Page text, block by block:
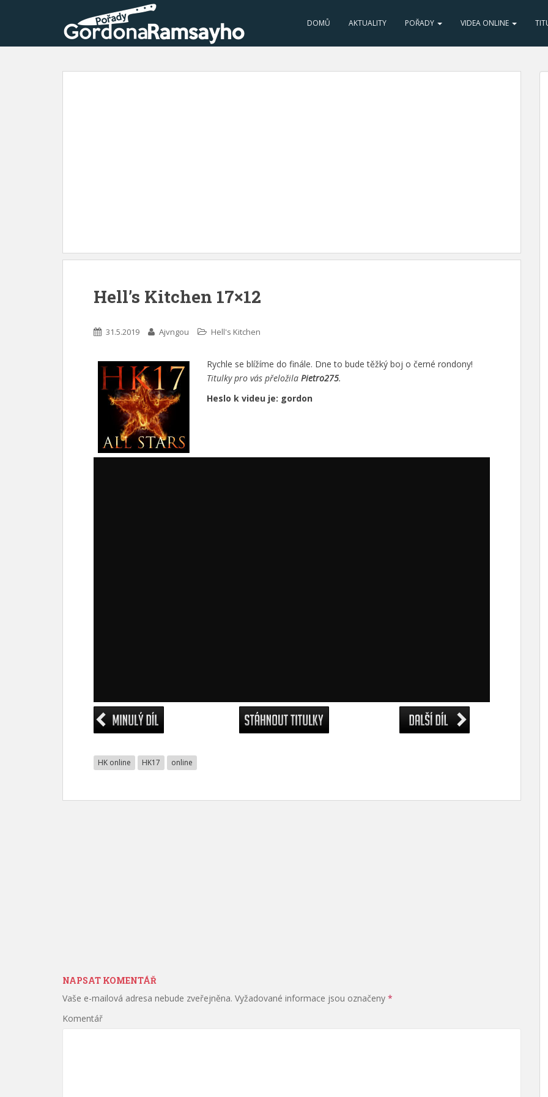
DOMŮ AKTUALITY POŘADY VIDEA ONLINE
Hell’s Kitchen 17×12
31.5.2019 Ajvngou Hell's Kitchen
Rychle se blížíme do finále. Dne to bude těžký boj o černé rondony!
Titulky pro vás přeložila Pietro275.
Heslo k videu je: gordon
HK online HK17 online
NAPSAT KOMENTÁŘ
Vaše e-mailová adresa nebude zveřejněna. Vyžadované informace jsou označeny *
Komentář